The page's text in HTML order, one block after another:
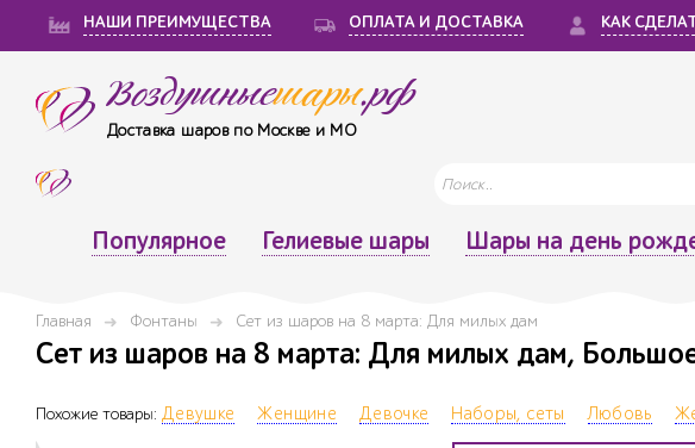
НАШИ ПРЕИМУЩЕСТВА ОПЛАТА И ДОСТАВКА КАК
Воздушныешары.рф
Доставка шаров по Москве и МО
Популярное Гелиевые шары Шары на день
Главная Фонтаны Сет из шаров на 8 марта: Для милых дам
Сет из шаров на 8 марта: Для милых дам,
Похожие товары: Девушке Женщине Девочке Наборы, сеты Любовь